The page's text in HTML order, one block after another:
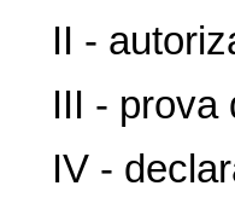
II -
III - prova
IV -